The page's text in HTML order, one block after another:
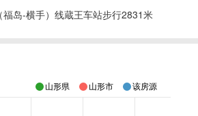
福岛-横手）线蔵王车站步行2831米
山形県 山形市 该房源